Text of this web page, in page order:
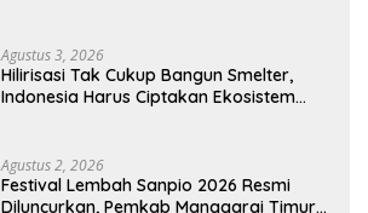
Agustus 3, 2026
Hilirisasi Tak Cukup Bangun Smelter,
Indonesia Harus Ciptakan Ekosistem
Agustus 2, 2026
Festival Lembah Sanpio 2026 Resmi
Diluncurkan, Pemkab Manggarai Timur